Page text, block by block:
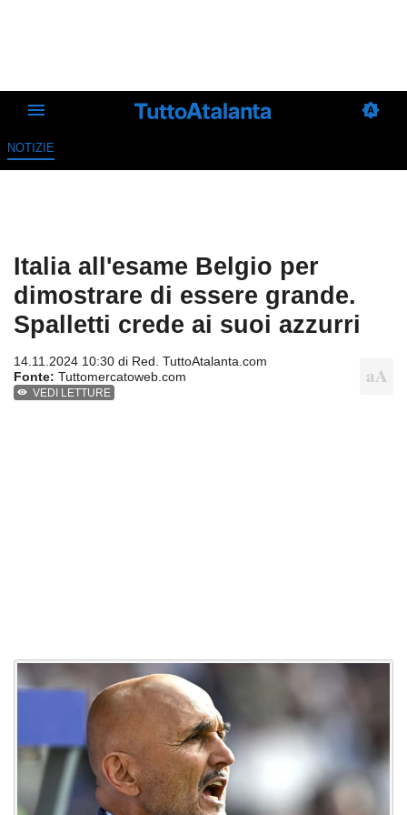
NOTIZIE
Italia all'esame Belgio per
dimostrare di essere grande.
Spalletti crede ai suoi azzurri
14.11.2024 10:30 di Red. TuttoAtalanta.com
Fonte: Tuttomercatoweb.com
VEDI LETTURE